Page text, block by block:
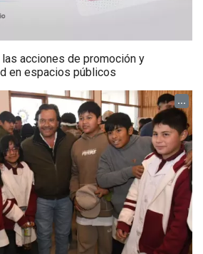
acciones de promoción y
en espacios públicos
...